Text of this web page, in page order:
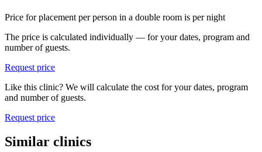
Price for placement per person in a double room is per night
The price is calculated individually — for your dates, program and
number of guests.
Request price
Like this clinic? We will calculate the cost for your dates, program
and number of guests.
Request price
Similar clinics